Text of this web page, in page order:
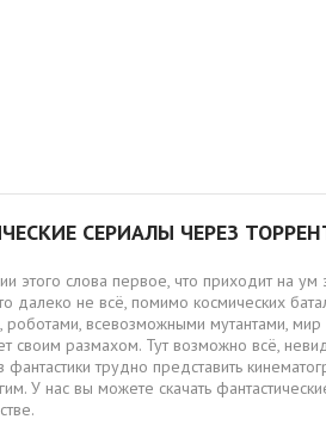
СЕРИАЛЫ ЧЕРЕЗ
этого слова первое, что приходит на ум
далеко не всё, помимо космических
роботами, всевозможными мутантами,
своим размахом. Тут возможно всё,
фантастики трудно представить
У нас вы можете скачать